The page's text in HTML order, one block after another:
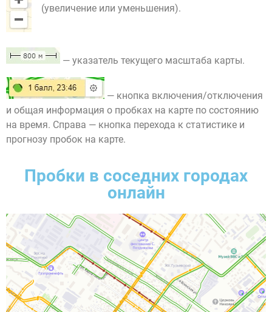
(увеличение или уменьшения).
— указатель текущего масштаба карты.
— кнопка включения/отключения
и общая информация о пробках на карте по состоянию
на время. Справа — кнопка перехода к статистике и
прогнозу пробок на карте.
Пробки в соседних городах
онлайн